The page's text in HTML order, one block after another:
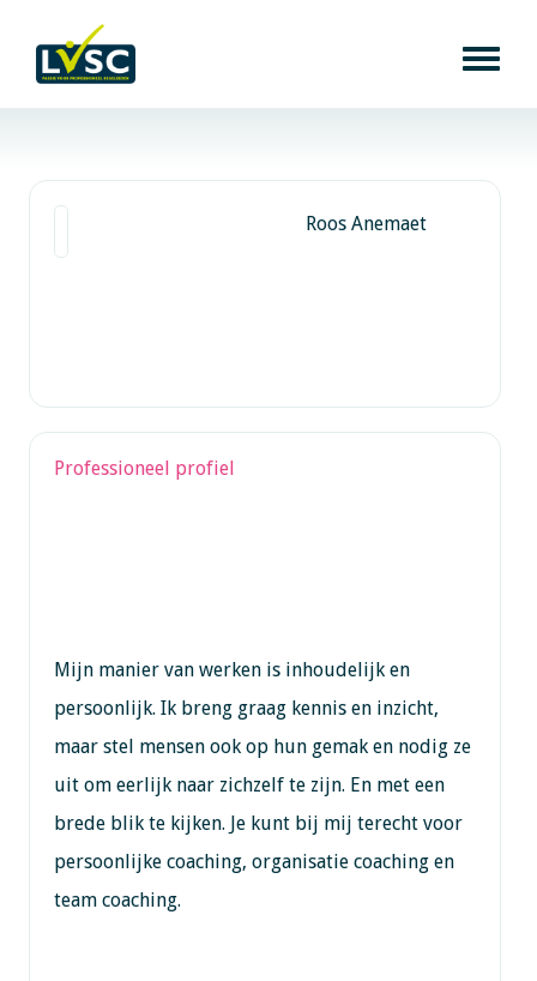
Roos Anemaet
Professioneel profiel
Mijn manier van werken is inhoudelijk en
persoonlijk. Ik breng graag kennis en inzicht,
maar stel mensen ook op hun gemak en nodig ze
uit om eerlijk naar zichzelf te zijn. En met een
brede blik te kijken. Je kunt bij mij terecht voor
persoonlijke coaching, organisatie coaching en
team coaching.